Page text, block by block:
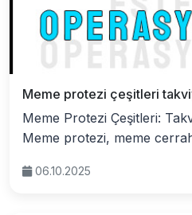
Meme protezi çeşitleri
Meme Protezi Çeşitleri:
Meme protezi, meme
06.10.2025